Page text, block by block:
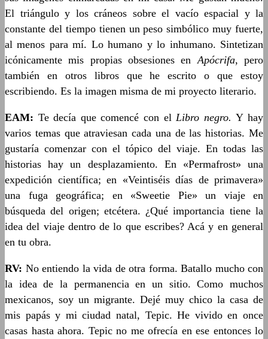
El triángulo y los cráneos sobre el vacío espacial y la
constante del tiempo tienen un peso simbólico muy fuerte,
al menos para mí. Lo humano y lo inhumano. Sintetizan
icónicamente mis propias obsesiones enApócrifa, pero
también en otros libros que he escrito o que estoy
escribiendo. Es la imagen misma de mi proyecto literario.
EAM: Te decía que comencé con elLibro negro.Y hay
varios temas que atraviesan cada una de las historias. Me
gustaría comenzar con el tópico del viaje. En todas las
historias hay un desplazamiento. En «Permafrost» una
expedición científica; en «Veintiséis días de primavera»
una fuga geográfica; en «Sweetie Pie» un viaje en
búsqueda del origen; etcétera. ¿Qué importancia tiene la
idea del viaje dentro de lo que escribes? Acá y en general
en tu obra.
RV: No entiendo la vida de otra forma. Batallo mucho con
la idea de la permanencia en un sitio. Como muchos
mexicanos, soy un migrante. Dejé muy chico la casa de
mis papás y mi ciudad natal, Tepic. He vivido en once
casas hasta ahora. Tepic no me ofrecía en ese entonces lo